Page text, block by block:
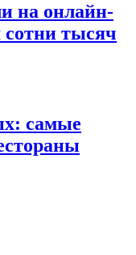
на онлайн-
тысяч
самые